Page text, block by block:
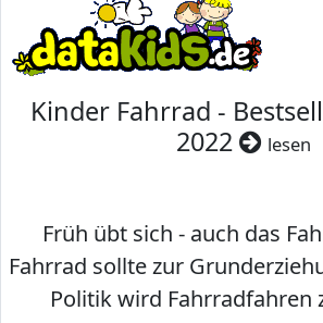
Kinder Fahrrad -
2022
lesen
Früh übt sich - auch das
Fahrrad sollte zur
Politik wird Fahrradfahren